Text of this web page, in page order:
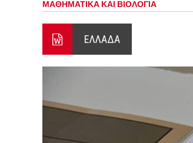
ΜΑΘΗΜΑΤΙΚΑ ΚΑΙ ΒΙΟΛΟΓΙΑ
ΕΛΛΑΔΑ